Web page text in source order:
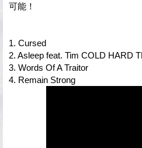
可能！
1. Cursed
2. Asleep feat. Tim COLD HARD
3. Words Of A Traitor
4. Remain Strong